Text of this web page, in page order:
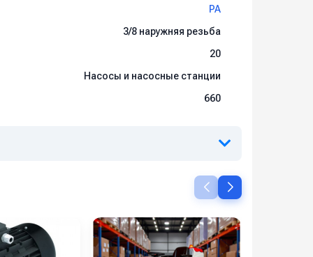
PA
3/8 наружняя резьба
20
Насосы и насосные станции
660